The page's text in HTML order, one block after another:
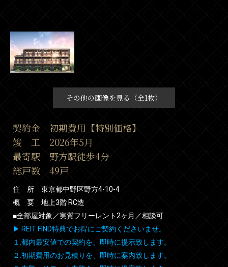
その他の画像を見る（全1枚）
契約金 初期費用【特別価格】
竣 工 2026年5月
最寄駅 野方駅徒歩4分
総戸数 49戸
住 所 東京都中野区野方4-10-4
概 要 地上3階 RC造
■全部屋対象／実質フリーレント2ヶ月／相談可
▶ REIT FIND特典でお得にご契約くださいませ。
１.都内最安値での契約を、即時に提示致します。
２.初期費用のお見積りを、即時に案内致します。